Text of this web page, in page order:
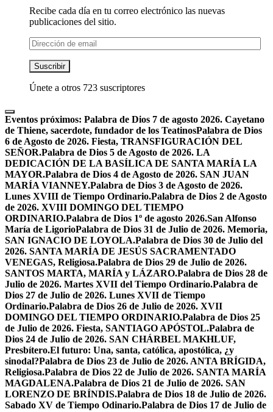
Recibe cada día en tu correo electrónico las nuevas
publicaciones del sitio.
Dirección
de
email
Suscribir
Únete a otros 723 suscriptores
Eventos próximos: Palabra de Dios 7 de agosto 2026. Cayetano
de Thiene, sacerdote, fundador de los TeatinosPalabra de Dios
6 de Agosto de 2026. Fiesta, TRANSFIGURACIÓN DEL
SEÑOR.Palabra de Dios 5 de Agosto de 2026. LA
DEDICACIÓN DE LA BASÍLICA DE SANTA MARÍA LA
MAYOR.Palabra de Dios 4 de Agosto de 2026. SAN JUAN
MARÍA VIANNEY.Palabra de Dios 3 de Agosto de 2026.
Lunes XVIII de Tiempo Ordinario.Palabra de Dios 2 de Agosto
de 2026. XVIII DOMINGO DEL TIEMPO
ORDINARIO.Palabra de Dios 1º de agosto 2026.San Alfonso
María de LigorioPalabra de Dios 31 de Julio de 2026. Memoria,
SAN IGNACIO DE LOYOLA.Palabra de Dios 30 de Julio del
2026. SANTA MARÍA DE JESÚS SACRAMENTADO
VENEGAS, Religiosa.Palabra de Dios 29 de Julio de 2026.
SANTOS MARTA, MARÍA y LÁZARO.Palabra de Dios 28 de
Julio de 2026. Martes XVII del Tiempo Ordinario.Palabra de
Dios 27 de Julio de 2026. Lunes XVII de Tiempo
Ordinario.Palabra de Dios 26 de Julio de 2026. XVII
DOMINGO DEL TIEMPO ORDINARIO.Palabra de Dios 25
de Julio de 2026. Fiesta, SANTIAGO APÓSTOL.Palabra de
Dios 24 de Julio de 2026. SAN CHÁRBEL MAKHLUF,
Presbítero.El futuro: Una, santa, católica, apostólica, ¿y
sinodal?Palabra de Dios 23 de Julio de 2026. ANTA BRÍGIDA,
Religiosa.Palabra de Dios 22 de Julio de 2026. SANTA MARÍA
MAGDALENA.Palabra de Dios 21 de Julio de 2026. SAN
LORENZO DE BRÍNDIS.Palabra de Dios 18 de Julio de 2026.
Sabado XV de Tiempo Odinario.Palabra de Dios 17 de Julio de